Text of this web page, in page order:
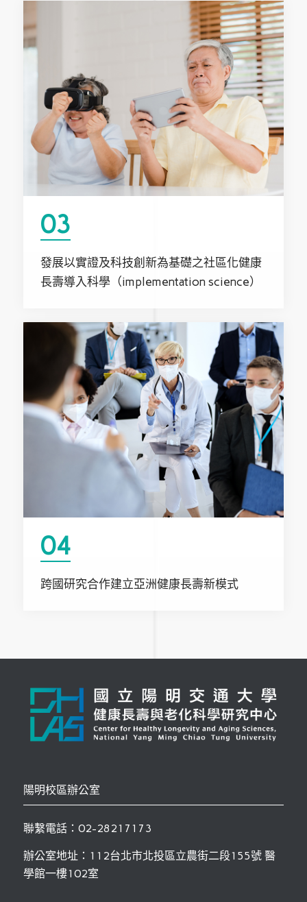
03
發展以實證及科技創新為基礎之社區化健康
長壽導入科學（implementation science）
04
跨國研究合作建立亞洲健康長壽新模式
陽明校區辦公室
聯繫電話：02-28217173
辦公室地址：112台北市北投區立農街二段155號 醫
學館一樓102室